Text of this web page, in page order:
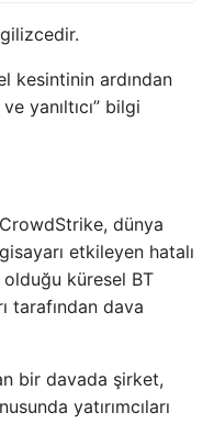
kesintinin ardından
yanıltıcı” bilgi
dünya
etkileyen hatalı
küresel BT
tarafından dava
bir davada şirket,
yatırımcıları